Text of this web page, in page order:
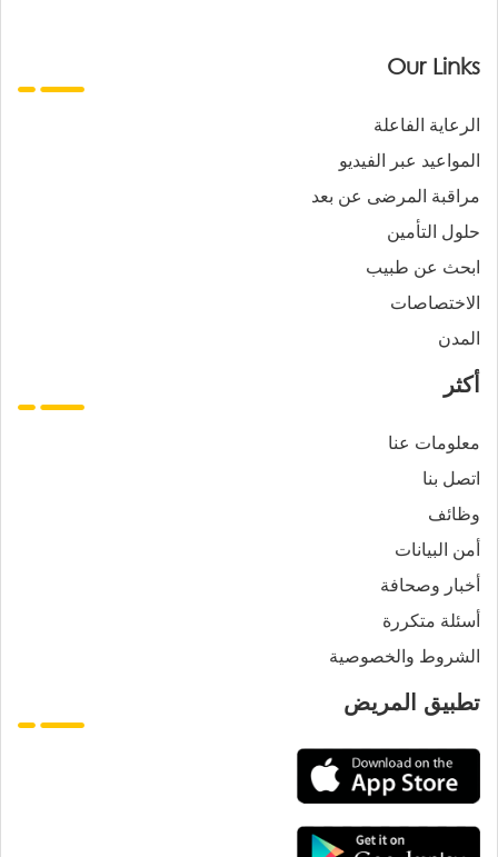
Our Links
الرعاية الفاعلة
المواعيد عبر الفيديو
مراقبة المرضى عن بعد
حلول التأمين
ابحث عن طبيب
الاختصاصات
المدن
أكثر
معلومات عنا
اتصل بنا
وظائف
أمن البيانات
أخبار وصحافة
أسئلة متكررة
الشروط والخصوصية
تطبيق المريض